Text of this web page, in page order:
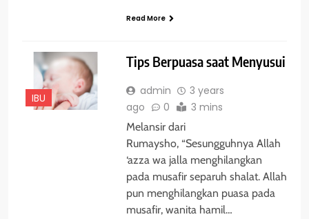
Read More
IBU
Tips Berpuasa saat Menyusui
admin
3 years
ago
0 3 mins
Melansir dari
Rumaysho, “Sesungguhnya Allah
‘azza wa jalla menghilangkan
pada musafir separuh shalat. Allah
pun menghilangkan puasa pada
musafir, wanita hamil…